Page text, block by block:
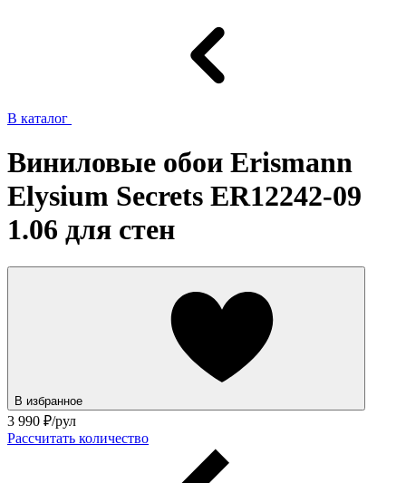
В каталог
Виниловые обои Erismann
Elysium Secrets ER12242-09
1.06 для стен
В избранное
3 990 ₽/рул
Рассчитать количество